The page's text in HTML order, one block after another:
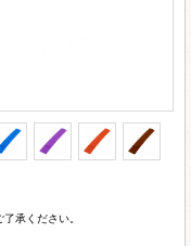
承ください。